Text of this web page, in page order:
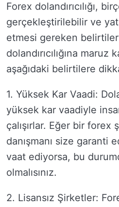
Forex dolandırıcılığı,
gerçekleştirilebilir ve
etmesi gereken belirtiler
dolandırıcılığına maruz
aşağıdaki belirtilere
1. Yüksek Kar Vaadi:
yüksek kar vaadiyle
çalışırlar. Eğer bir forex
danışmanı size garanti
vaat ediyorsa, bu
olmalısınız.
2. Lisansız Şirketler: